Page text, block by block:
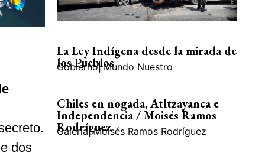
dos
La Ley Indígena desde la mirada de
los Pueblos
Gobierno| Mundo Nuestro
Chiles en nogada, Atltzayanca e
Independencia / Moisés Ramos
Rodríguez
Galería| Moisés Ramos Rodríguez